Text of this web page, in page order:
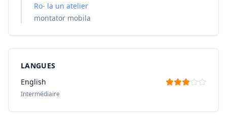
Ro- la un atelier
montator mobila
LANGUES
English
Intermédiaire